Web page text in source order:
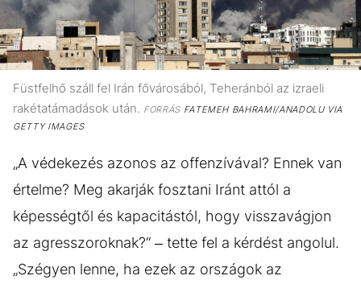
Füstfelhő száll fel Irán fővárosából, Teheránból az izraeli
rakétatámadások után. FORRÁSFATEMEH BAHRAMI/ANADOLU VIA
GETTY IMAGES
„A védekezés azonos az offenzívával? Ennek van
értelme? Meg akarják fosztani Iránt attól a
képességtől és kapacitástól, hogy visszavágjon
az agresszoroknak?“ – tette fel a kérdést angolul.
„Szégyen lenne, ha ezek az országok az